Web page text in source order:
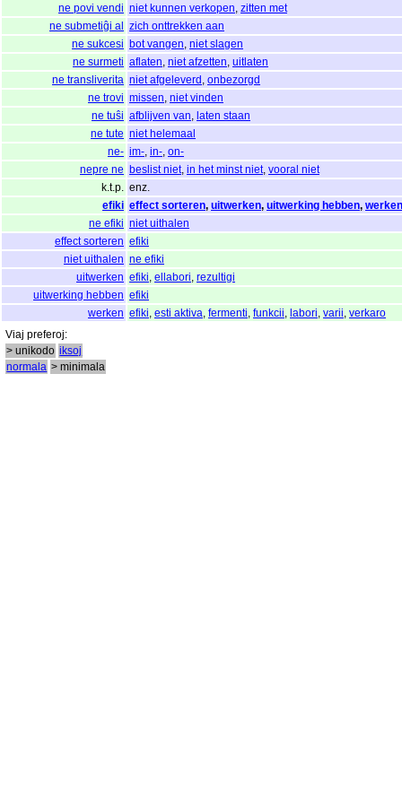
ne povi vendi niet kunnen verkopen zitten met
ne submetiĝi al zich onttrekken aan
ne sukcesi bot vangen niet slagen
ne surmeti aflaten niet afzetten uitlaten
ne transliverita niet afgeleverd onbezorgd
ne trovi missen niet vinden
ne tuŝi afblijven van laten staan
ne tute niet helemaal
ne- im- in- on-
nepre ne beslist niet, in het minst niet, vooral niet
k.t.p.
enz.
efiki effect sorteren, uitwerken, uitwerking hebben, werken
ne efiki niet uithalen
effect sorteren efiki
niet uithalen ne efiki
uitwerken efiki ellabori rezultigi
uitwerking hebben efiki
werken efiki esti aktiva fermenti funkcii labori varii verkaro
Viaj preferoj:
> unikodo iksoj
normala > minimala